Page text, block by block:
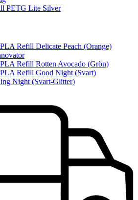
PETG Lite Silver
Refill Delicate Peach (Orange)
Refill Rotten Avocado (Grön)
Refill Good Night (Svart)
Night (Svart-Glitter)